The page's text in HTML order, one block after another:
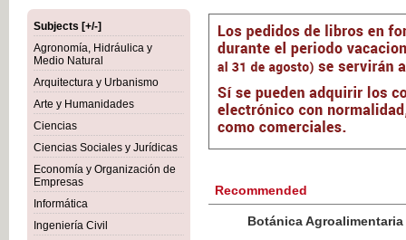
Subjects [+/-]
Agronomía, Hidráulica y
Medio Natural
Arquitectura y Urbanismo
Arte y Humanidades
Ciencias
Ciencias Sociales y Jurídicas
Economía y Organización de
Empresas
Informática
Ingeniería Civil
Recommended
Botánica Agroalimentaria